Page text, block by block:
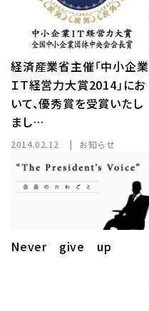
経済産業省主催「中小企業
ＩＴ経営力大賞2014」にお
いて、優秀賞を受賞いたし
まし…
2014.02.12 お知らせ
Never give up